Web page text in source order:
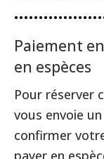
Paiement
en espèces
Pour réserver
vous envoie
confirmer
payer en